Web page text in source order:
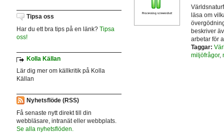
Tipsa oss
Har du ett bra tips på en länk? Tipsa
oss!
Kolla Källan
Lär dig mer om källkritik på Kolla
Källan
Nyhetsflöde (RSS)
Få senaste nytt direkt till din
webbläsare, intranät eller webbplats.
Se alla nyhetsflöden.
läsa om
beskriver
arbetar för
Taggar:
miljöfrågor,